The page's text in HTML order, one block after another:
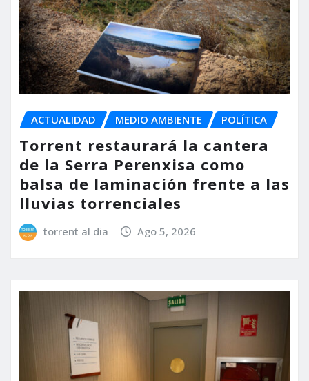
ACTUALIDAD MEDIO AMBIENTE POLÍTICA
Torrent restaurará la cantera
de la Serra Perenxisa como
balsa de laminación frente a las
lluvias torrenciales
torrent al dia Ago 5, 2026